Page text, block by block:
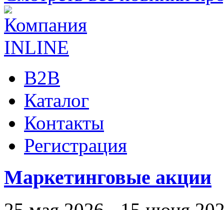
B2B
Каталог
Контакты
Регистрация
Маркетинговые акции